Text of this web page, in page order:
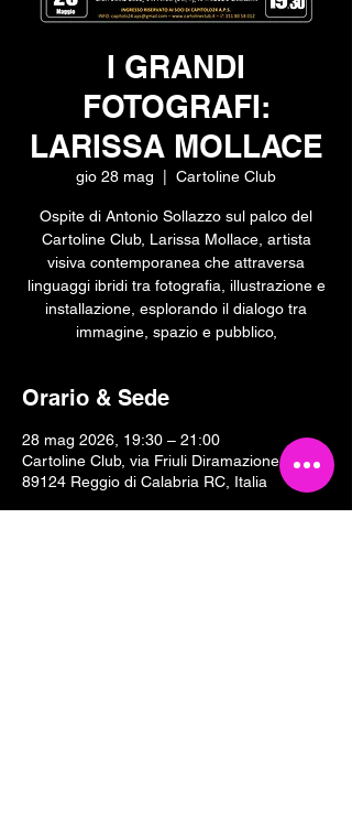
I GRANDI
FOTOGRAFI:
LARISSA MOLLACE
gio 28 mag Cartoline Club
Ospite di Antonio Sollazzo sul palco del
Cartoline Club, Larissa Mollace, artista
visiva contemporanea che attraversa
linguaggi ibridi tra fotografia, illustrazione e
installazione, esplorando il dialogo tra
immagine, spazio e pubblico,
Orario & Sede
28 mag 2026, 19:30 – 21:00
Cartoline Club, via Friuli Diramazione II, 18,
89124 Reggio di Calabria RC, Italia